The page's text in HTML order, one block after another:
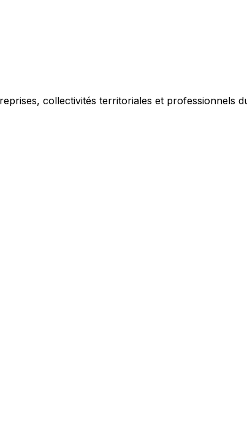
collectivités territoriales et professionnels